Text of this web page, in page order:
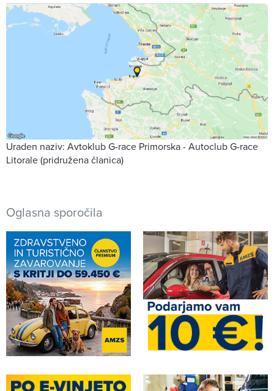
Uraden naziv: Avtoklub G-race Primorska - Autoclub G-race
Litorale (pridružena članica)
Oglasna sporočila